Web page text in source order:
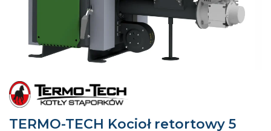
TERMO-TECH Kocioł retortowy 5